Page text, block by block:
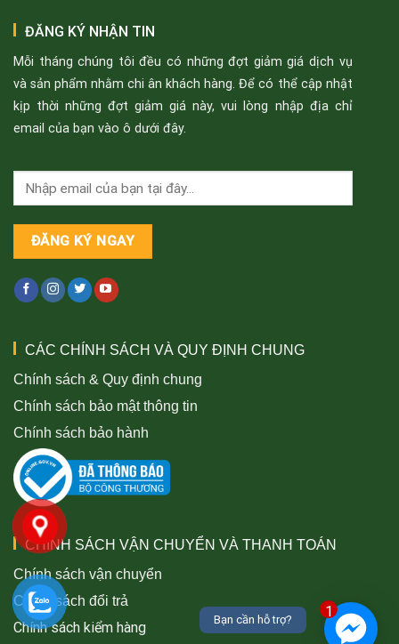
ĐĂNG KÝ NHẬN TIN
Mỗi tháng chúng tôi đều có những đợt giảm giá dịch vụ
và sản phẩm nhằm chi ân khách hàng. Để có thể cập nhật
kịp thời những đợt giảm giá này, vui lòng nhập địa chỉ
email của bạn vào ô dưới đây.
CÁC CHÍNH SÁCH VÀ QUY ĐỊNH CHUNG
Chính sách & Quy định chung
Chính sách bảo mật thông tin
Chính sách bảo hành
CHÍNH SÁCH VẬN CHUYỂN VÀ THANH TOÁN
Chính sách vận chuyển
Chính sách đổi trả
Chính sách kiểm hàng
1
Bạn cần hỗ trợ?